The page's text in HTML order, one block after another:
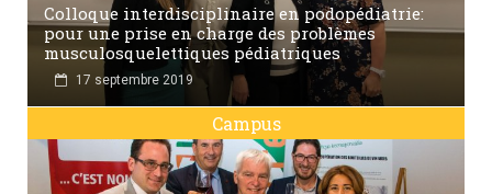
Colloque interdisciplinaire en podopédiatrie:
pour une prise en charge des problèmes
musculosquelettiques pédiatriques
17 septembre 2019
Campus